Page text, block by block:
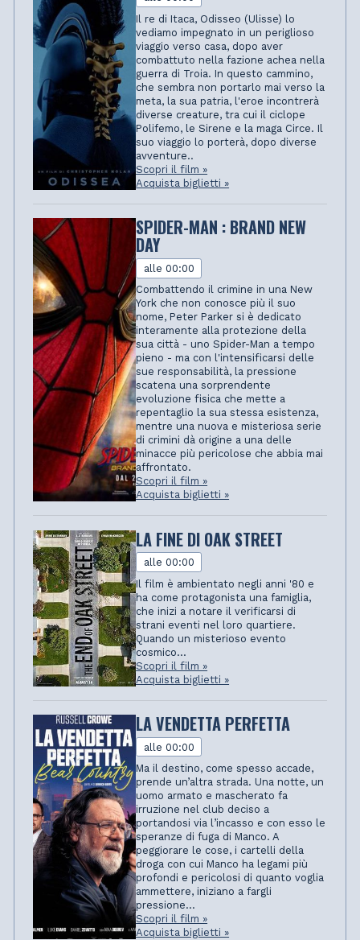
Il re di Itaca, Odisseo (Ulisse) lo
vediamo impegnato in un periglioso
viaggio verso casa, dopo aver
combattuto nella fazione achea nella
guerra di Troia. In questo cammino,
che sembra non portarlo mai verso la
meta, la sua patria, l'eroe incontrerà
diverse creature, tra cui il ciclope
Polifemo, le Sirene e la maga Circe. Il
suo viaggio lo porterà, dopo diverse
avventure..
Scopri il film »
Acquista biglietti »
SPIDER-MAN : BRAND NEW
DAY
alle 00:00
Combattendo il crimine in una New
York che non conosce più il suo
nome, Peter Parker si è dedicato
interamente alla protezione della
sua città - uno Spider-Man a tempo
pieno - ma con l'intensificarsi delle
sue responsabilità, la pressione
scatena una sorprendente
evoluzione fisica che mette a
repentaglio la sua stessa esistenza,
mentre una nuova e misteriosa serie
di crimini dà origine a una delle
minacce più pericolose che abbia mai
affrontato.
Scopri il film »
Acquista biglietti »
LA FINE DI OAK STREET
alle 00:00
Il film è ambientato negli anni '80 e
ha come protagonista una famiglia,
che inizi a notare il verificarsi di
strani eventi nel loro quartiere.
Quando un misterioso evento
cosmico...
Scopri il film »
Acquista biglietti »
LA VENDETTA PERFETTA
alle 00:00
Ma il destino, come spesso accade,
prende un’altra strada. Una notte, un
uomo armato e mascherato fa
irruzione nel club deciso a
portandosi via l’incasso e con esso le
speranze di fuga di Manco. A
peggiorare le cose, i cartelli della
droga con cui Manco ha legami più
profondi e pericolosi di quanto voglia
ammettere, iniziano a fargli
pressione...
Scopri il film »
Acquista biglietti »